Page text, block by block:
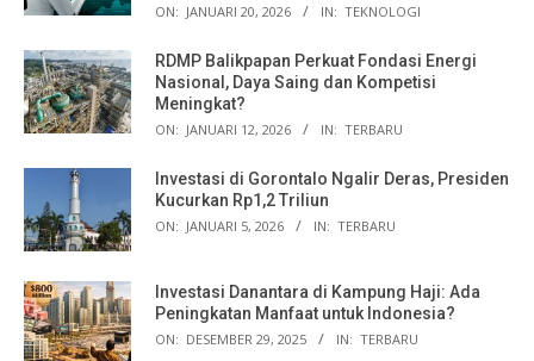
ON: JANUARI 20, 2026 IN: TEKNOLOGI
RDMP Balikpapan Perkuat Fondasi Energi
Nasional, Daya Saing dan Kompetisi
Meningkat?
ON: JANUARI 12, 2026 IN: TERBARU
Investasi di Gorontalo Ngalir Deras, Presiden
Kucurkan Rp1,2 Triliun
ON: JANUARI 5, 2026 IN: TERBARU
Investasi Danantara di Kampung Haji: Ada
Peningkatan Manfaat untuk Indonesia?
ON: DESEMBER 29, 2025 IN: TERBARU